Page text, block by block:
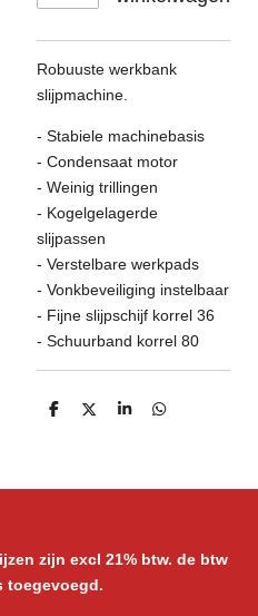
Robuuste werkbank
slijpmachine.
- Stabiele machinebasis
- Condensaat motor
- Weinig trillingen
- Kogelgelagerde
slijpassen
- Verstelbare werkpads
- Vonkbeveiliging instelbaar
- Fijne slijpschijf korrel 36
- Schuurband korrel 80
D
D
S
D
zijn excl 21% btw. de btw
toegevoegd.